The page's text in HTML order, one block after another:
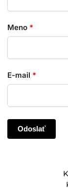
Meno *
E-mail *